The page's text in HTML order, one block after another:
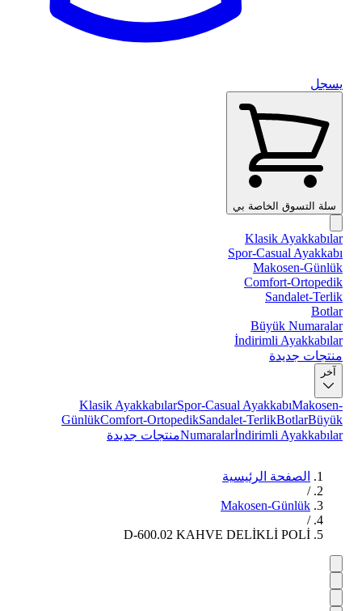
يسجل
سلة التسوق الخاصة بي
Klasik Ayakkabılar
Spor-Casual Ayakkabı
Makosen-Günlük
Comfort-Ortopedik
Sandalet-Terlik
Botlar
Büyük Numaralar
İndirimli Ayakkabılar
منتجات جديدة
آخر
Klasik AyakkabılarSpor-Casual AyakkabıMakosen-
GünlükComfort-OrtopedikSandalet-TerlikBotlarBüyük
Numaralarİndirimli Ayakkabılar منتجات جديدة
الصفحة الرئيسية
/
Makosen-Günlük
/
D-600.02 KAHVE DELİKLİ POLİ